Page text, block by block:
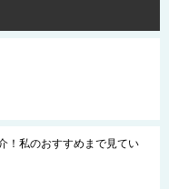
！私のおすすめまで見てい